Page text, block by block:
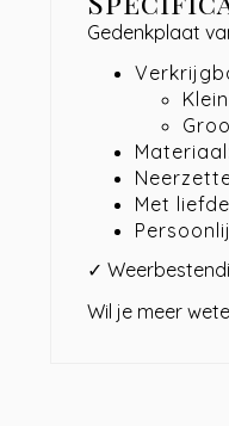
Gedenkplaat
Met
✓
Wil je meer